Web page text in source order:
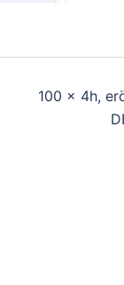
100 x 4h,